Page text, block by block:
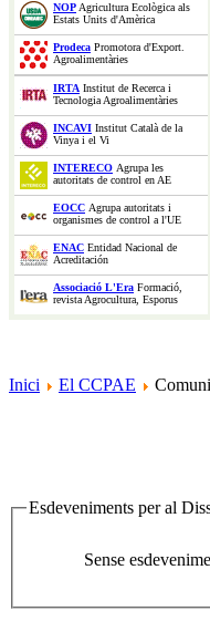
NOPAgricultura Ecològica als
Estats Units d'Amèrica
Prodeca Promotora d'Export.
Agroalimentàries
IRTA Institut de Recerca i
Tecnologia Agroalimentàries
INCAVI Institut Català de la
Vinya i el Vi
INTERECO Agrupa les
autoritats de control en AE
EOCC Agrupa autoritats i
organismes de control a l'UE
ENAC Entidad Nacional de
Acreditación
Associació L'Era Formació,
revista Agrocultura, Esporus
Inici El CCPAE
Esdeveniments per al
Sense